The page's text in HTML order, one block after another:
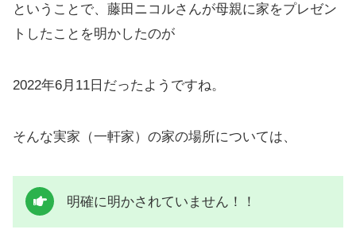
ということで、藤田ニコルさんが母親に家をプレゼン
トしたことを明かしたのが
2022年6月11日だったようですね。
そんな実家（一軒家）の家の場所については、
明確に明かされていません！！